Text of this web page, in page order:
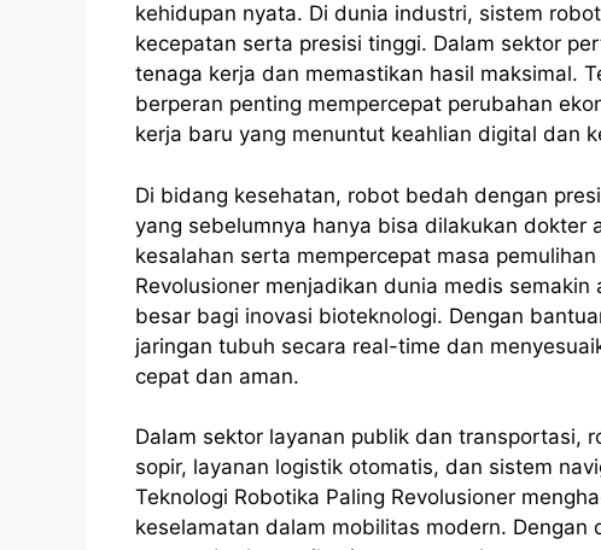
kehidupan nyata. Di dunia industri, sistem
kecepatan serta presisi tinggi. Dalam sektor
tenaga kerja dan memastikan hasil maksimal.
berperan penting mempercepat perubahan
kerja baru yang menuntut keahlian digital dan
Di bidang kesehatan, robot bedah dengan
yang sebelumnya hanya bisa dilakukan dokter
kesalahan serta mempercepat masa
Revolusioner menjadikan dunia medis
besar bagi inovasi bioteknologi. Dengan
jaringan tubuh secara real-time dan
cepat dan aman.
Dalam sektor layanan publik dan transportasi,
sopir, layanan logistik otomatis, dan sistem
Teknologi Robotika Paling Revolusioner
keselamatan dalam mobilitas modern.